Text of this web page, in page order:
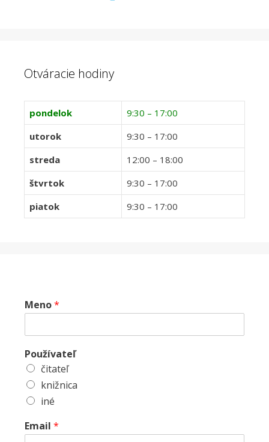
Otváracie hodiny
pondelok
9:30 – 17:00
utorok
9:30 – 17:00
streda
12:00 – 18:00
štvrtok
9:30 – 17:00
piatok
9:30 – 17:00
Meno*
Používateľ
čitateľ
knižnica
iné
Email *